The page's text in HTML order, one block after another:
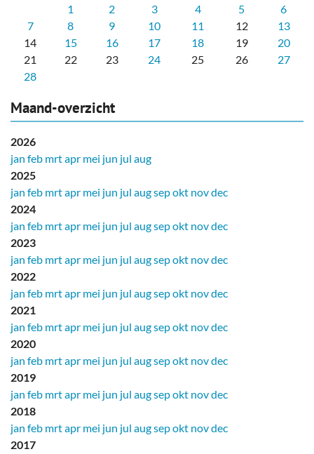
1
2 3 4 5
6
7
8 9 10 11 12
13
14
15 16 17 18 19
20
21
22 23 24 25 26
27
28
Maand-overzicht
2026
jan feb mrtapr mei jun jul aug
2025
jan feb mrtapr mei jun jul augsepokt novdec
2024
jan feb mrtapr mei jun jul augsepokt novdec
2023
jan feb mrtapr mei jun jul augsepokt novdec
2022
jan feb mrtapr mei jun jul augsepokt novdec
2021
jan feb mrtapr mei jun jul augsepokt novdec
2020
jan feb mrtapr mei jun jul augsepokt novdec
2019
jan feb mrtapr mei jun jul augsepokt novdec
2018
jan feb mrtapr mei jun jul augsepokt novdec
2017